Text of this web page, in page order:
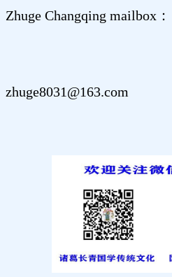
Zhuge Changqing mailbox：
zhuge8031@163.com